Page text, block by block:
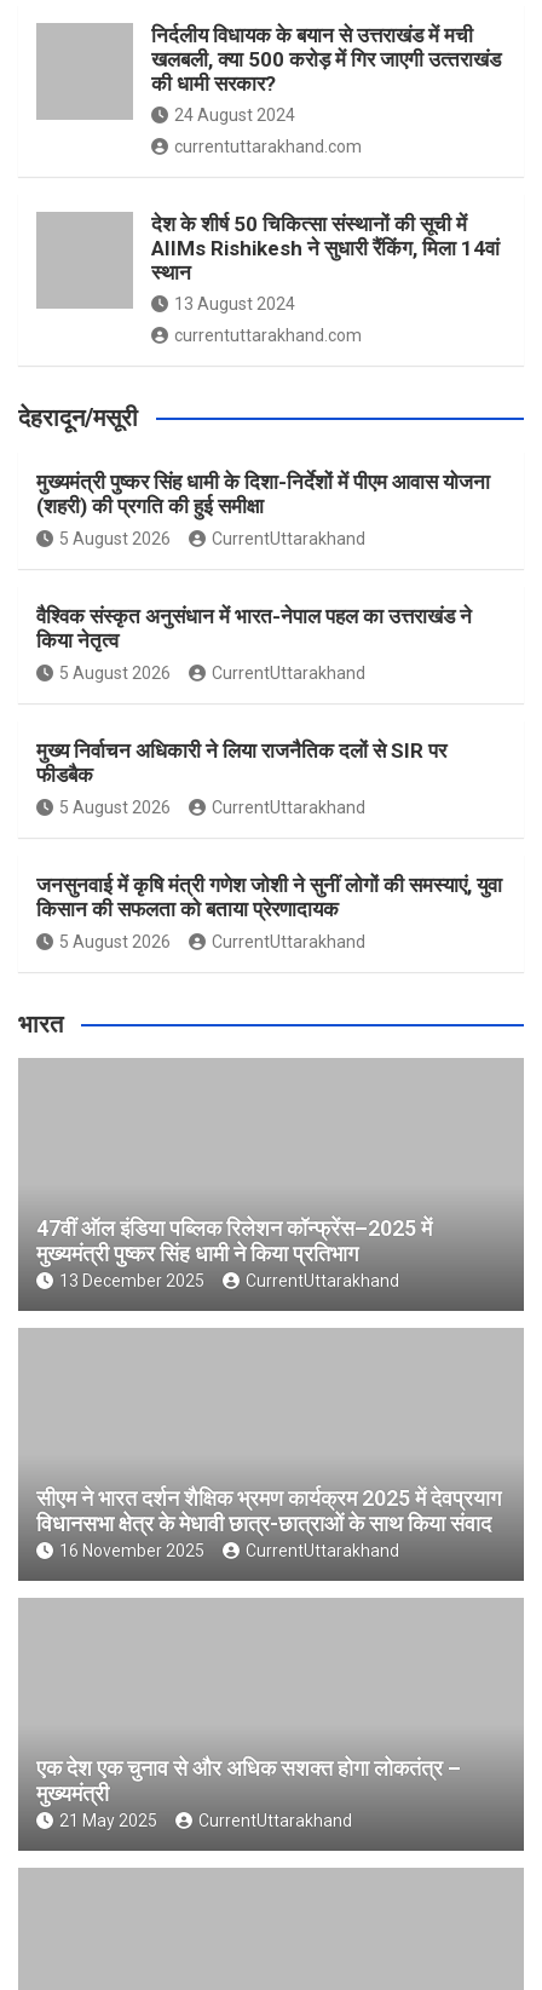
निर्दलीय विधायक के बयान से उत्तराखंड में मची
खलबली, क्‍या 500 करोड़ में गिर जाएगी उत्‍तराखंड
की धामी सरकार?
24 August 2024
currentuttarakhand.com
देश के शीर्ष 50 चिकित्सा संस्थानों की सूची में
AIIMs Rishikesh ने सुधारी रैंकिंग, मिला 14वां
स्थान
13 August 2024
currentuttarakhand.com
देहरादून/मसूरी
मुख्यमंत्री पुष्कर सिंह धामी के दिशा-निर्देशों में पीएम आवास योजना
(शहरी) की प्रगति की हुई समीक्षा
5 August 2026 CurrentUttarakhand
वैश्विक संस्कृत अनुसंधान में भारत-नेपाल पहल का उत्तराखंड ने
किया नेतृत्व
5 August 2026 CurrentUttarakhand
मुख्य निर्वाचन अधिकारी ने लिया राजनैतिक दलों से SIR पर
फीडबैक
5 August 2026 CurrentUttarakhand
जनसुनवाई में कृषि मंत्री गणेश जोशी ने सुनीं लोगों की समस्याएं, युवा
किसान की सफलता को बताया प्रेरणादायक
5 August 2026 CurrentUttarakhand
भारत
47वीं ऑल इंडिया पब्लिक रिलेशन कॉन्फ्रेंस–2025 में
मुख्यमंत्री पुष्कर सिंह धामी ने किया प्रतिभाग
13 December 2025 CurrentUttarakhand
सीएम ने भारत दर्शन शैक्षिक भ्रमण कार्यक्रम 2025 में देवप्रयाग
विधानसभा क्षेत्र के मेधावी छात्र-छात्राओं के साथ किया संवाद
16 November 2025 CurrentUttarakhand
एक देश एक चुनाव से और अधिक सशक्त होगा लोकतंत्र –
मुख्यमंत्री
21 May 2025 CurrentUttarakhand